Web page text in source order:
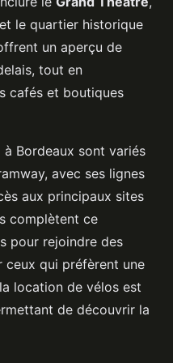
le quartier historique
un aperçu de
tout en
cafés et boutiques
à Bordeaux sont variés
avec ses lignes
aux principaux sites
complètent ce
pour rejoindre des
ceux qui préfèrent une
location de vélos est
de découvrir la